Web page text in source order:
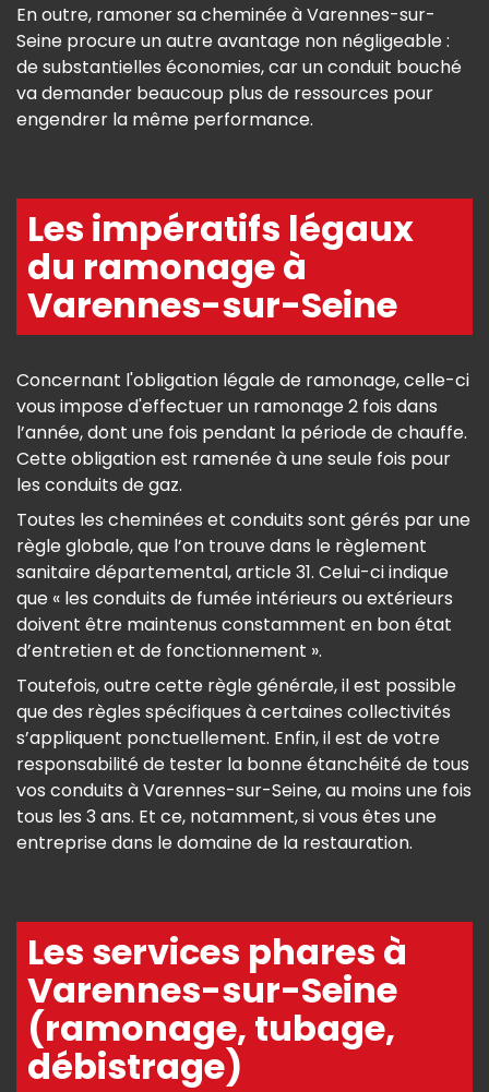
En outre, ramoner sa cheminée à Varennes-sur-
Seine procure un autre avantage non négligeable :
de substantielles économies, car un conduit bouché
va demander beaucoup plus de ressources pour
engendrer la même performance.
Les impératifs légaux
du ramonage à
Varennes-sur-Seine
Concernant l'obligation légale de ramonage, celle-ci
vous impose d'effectuer un ramonage 2 fois dans
l’année, dont une fois pendant la période de chauffe.
Cette obligation est ramenée à une seule fois pour
les conduits de gaz.
Toutes les cheminées et conduits sont gérés par une
règle globale, que l’on trouve dans le règlement
sanitaire départemental, article 31. Celui-ci indique
que « les conduits de fumée intérieurs ou extérieurs
doivent être maintenus constamment en bon état
d’entretien et de fonctionnement ».
Toutefois, outre cette règle générale, il est possible
que des règles spécifiques à certaines collectivités
s’appliquent ponctuellement. Enfin, il est de votre
responsabilité de tester la bonne étanchéité de tous
vos conduits à Varennes-sur-Seine, au moins une fois
tous les 3 ans. Et ce, notamment, si vous êtes une
entreprise dans le domaine de la restauration.
Les services phares à
Varennes-sur-Seine
(ramonage, tubage,
débistrage)